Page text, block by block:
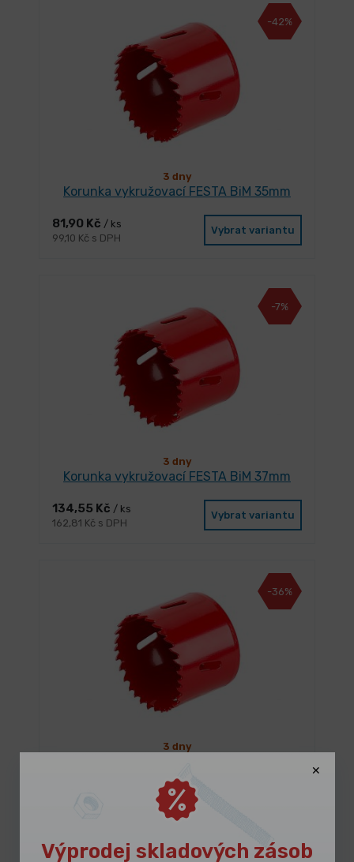
-42%
3 dny
Korunka vykružovací FESTA BiM 35mm
81,90 Kč / ks
99,10 Kč s DPH
Vybrat variantu
-7%
3 dny
Korunka vykružovací FESTA BiM 37mm
134,55 Kč / ks
162,81 Kč s DPH
Vybrat variantu
-36%
3 dny
Výprodej skladových zásob